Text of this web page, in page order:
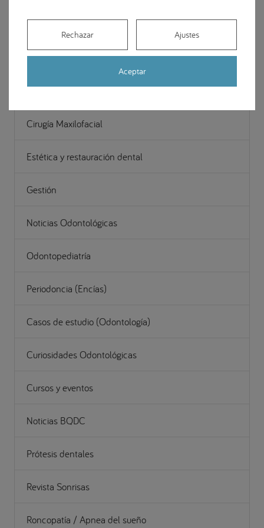
Implantes dentales
Ortodoncia
Apariciones en medios
Cirugía Maxilofacial
Estética y restauración dental
Gestión
Noticias Odontológicas
Odontopediatría
Periodoncia (Encías)
Casos de estudio (Odontología)
Curiosidades Odontológicas
Cursos y eventos
Noticias BQDC
Prótesis dentales
Revista Sonrisas
Roncopatía / Apnea del sueño
Aceptar
Rechazar Ajustes